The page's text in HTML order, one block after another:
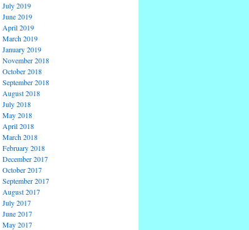
July 2019
June 2019
April 2019
March 2019
January 2019
November 2018
October 2018
September 2018
August 2018
July 2018
May 2018
April 2018
March 2018
February 2018
December 2017
October 2017
September 2017
August 2017
July 2017
June 2017
May 2017